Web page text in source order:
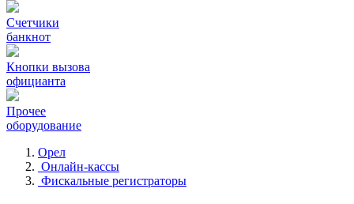
Счетчики
банкнот
Кнопки вызова
официанта
Прочее
оборудование
Орел
Онлайн-кассы
Фискальные регистраторы